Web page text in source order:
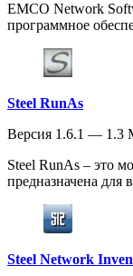
EMCO Network
программное
Steel RunAs
Версия 1.6.1 — 1.3
Steel RunAs – это
предназначена для
Steel Network